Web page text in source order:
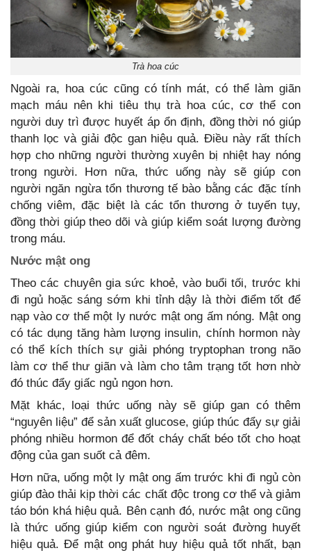
Trà hoa cúc
Ngoài ra, hoa cúc cũng có tính mát, có thể làm giãn
mạch máu nên khi tiêu thụ trà hoa cúc, cơ thể con
người duy trì được huyết áp ổn định, đồng thời nó giúp
thanh lọc và giải độc gan hiệu quả. Điều này rất thích
hợp cho những người thường xuyên bị nhiệt hay nóng
trong người. Hơn nữa, thức uống này sẽ giúp con
người ngăn ngừa tổn thương tế bào bằng các đặc tính
chống viêm, đặc biệt là các tổn thương ở tuyến tụy,
đồng thời giúp theo dõi và giúp kiểm soát lượng đường
trong máu.
Nước mật ong
Theo các chuyên gia sức khoẻ, vào buổi tối, trước khi
đi ngủ hoặc sáng sớm khi tỉnh dậy là thời điểm tốt để
nạp vào cơ thể một ly nước mật ong ấm nóng. Mật ong
có tác dụng tăng hàm lượng insulin, chính hormon này
có thể kích thích sự giải phóng tryptophan trong não
làm cơ thể thư giãn và làm cho tâm trạng tốt hơn nhờ
đó thúc đẩy giấc ngủ ngon hơn.
Mặt khác, loại thức uống này sẽ giúp gan có thêm
“nguyên liệu” để sản xuất glucose, giúp thúc đẩy sự giải
phóng nhiều hormon để đốt cháy chất béo tốt cho hoạt
động của gan suốt cả đêm.
Hơn nữa, uống một ly mật ong ấm trước khi đi ngủ còn
giúp đào thải kịp thời các chất độc trong cơ thể và giảm
táo bón khá hiệu quả. Bên cạnh đó, nước mật ong cũng
là thức uống giúp kiểm con người soát đường huyết
hiệu quả. Để mật ong phát huy hiệu quả tốt nhất, bạn